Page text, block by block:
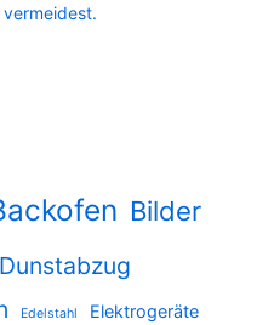
Bilder
Dunstabzug
Edelstahl Elektrogeräte